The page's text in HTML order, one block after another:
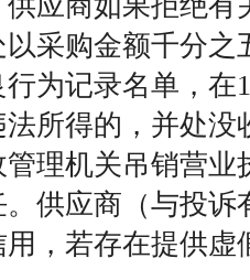
采购金额千分之
为记录名单，在
所得的，并处没
理机关吊销营业
供应商（与投诉
，若存在提供虚